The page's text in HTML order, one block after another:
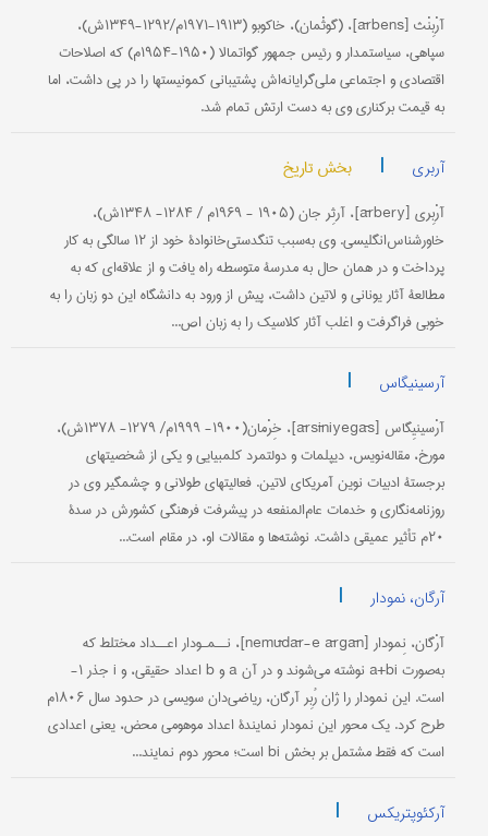
آرْبِنْث [ārbens]، (گوثْمان)، خاکوبو (۱۹۱۳-۱۹۷۱م/۱۲۹۲-۱۳۴۹ش)،
سپاهی، سیاستمدار و رئیس جمهور گواتمالا (۱۹۵۰-۱۹۵۴م) که اصلاحات
اقتصادی و اجتماعی ملی‌گرایانه‌اش پشتیبانی کمونیستها را در پی داشت، اما
به قیمت برکناری وی به دست ارتش تمام شد.
آربری | بخش تاریخ
آرْبِری [ārbery]، آرثِر جان (۱۹۰۵ - ۱۹۶۹م / ۱۲۸۴- ۱۳۴۸ش)،
خاورشناس‌انگلیسی. وی به‌سبب تنگدستی‌خانوادۀ خود از ۱۲ سالگی به کار
پرداخت و در همان حال به مدرسۀ متوسطه راه یافت و از علاقه‌ای که به
مطالعۀ آثار یونانی و لاتین داشت، پیش از ورود به دانشگاه این دو زبان را به
خوبی فراگرفت و اغلب آثار کلاسیک را به زبان اص...
آرسینیگاس |
آرْسینیِگاس [ārsīniyegās]، خِرْمان(۱۹۰۰- ۱۹۹۹م/ ۱۲۷۹- ۱۳۷۸ش)،
مورخ، مقاله‌نویس، دیپلمات و دولتمرد کلمبیایی و یکی از شخصیتهای
برجستۀ ادبیات نوین آمریکای لاتین. فعالیتهای طولانی و چشمگیر وی در
روزنامه‌نگاری و خدمات عام‌المنفعه در پیشرفت فرهنگی کشورش در سدۀ
۲۰م تأثیر عمیقی داشت. نوشته‌ها و مقالات او، در مقام است...
آرگان، نمودار |
آرْگان، نِمودار [nemūdār-e ārgān]، نــمـودار اعــداد مختلط که
به‌صورت a+bi نوشته می‌شوند و در آن a و b اعداد حقیقی، و i جذر ۱-
است. این نمودار را ژان رُبِر آرگان، ریاضی‌دان سویسی در حدود سال ۱۸۰۶م
طرح کرد. یک محور این نمودار نمایندۀ اعداد موهومی محض، یعنی اعدادی
است که فقط مشتمل بر بخش bi است؛ محور دوم نمایند...
آرکئوپتریکس |